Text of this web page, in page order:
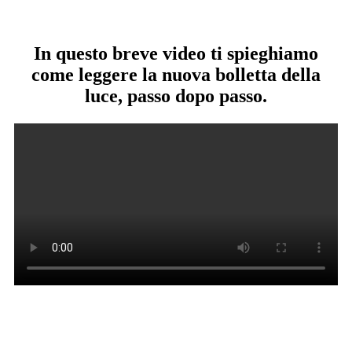
In questo breve video ti spieghiamo
come leggere la nuova bolletta della
luce, passo dopo passo.